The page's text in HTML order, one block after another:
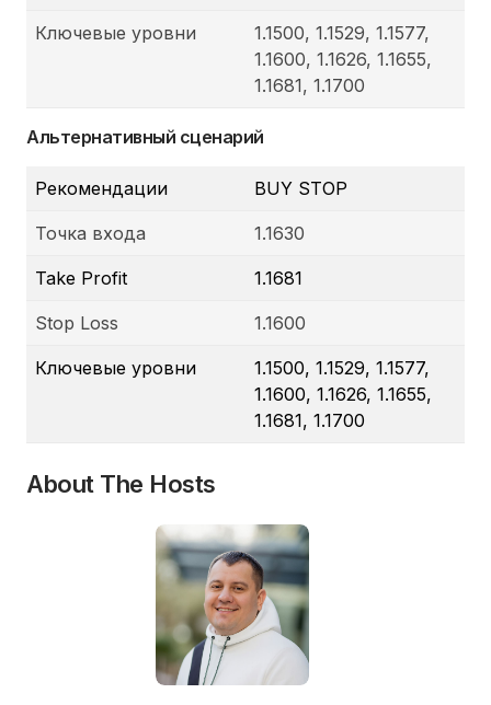
Ключевые уровни
1.1500, 1.1529, 1.1577,
1.1600, 1.1626, 1.1655,
1.1681, 1.1700
Альтернативный сценарий
Рекомендации BUY STOP
Точка входа 1.1630
Take Profit 1.1681
Stop Loss 1.1600
Ключевые уровни
1.1500, 1.1529, 1.1577,
1.1600, 1.1626, 1.1655,
1.1681, 1.1700
About The Hosts